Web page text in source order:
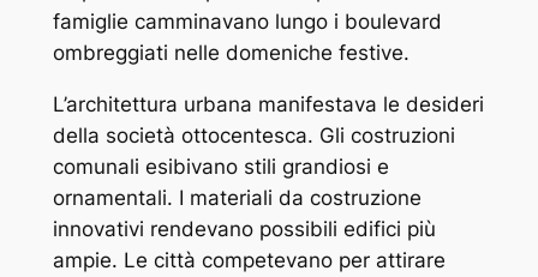
famiglie camminavano lungo i boulevard
ombreggiati nelle domeniche festive.
L’architettura urbana manifestava le desideri
della società ottocentesca. Gli costruzioni
comunali esibivano stili grandiosi e
ornamentali. I materiali da costruzione
innovativi rendevano possibili edifici più
ampie. Le città competevano per attirare